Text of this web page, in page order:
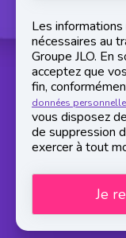
Les
nécessaires au
Groupe JLO. En
acceptez que
fin,
données
vous disposez
de suppression
exercer à tout